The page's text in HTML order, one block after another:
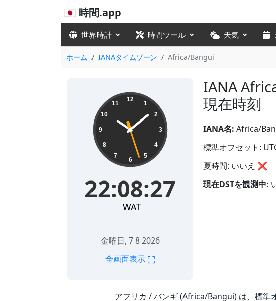
🇯🇵 時間.app
世界時計 時間ツール 天気
ホーム IANAタイムゾーン Africa/Bangui
IANA
現在時刻
22:08:28 12
1
2
3
4
5
6
7
8
9
10
11
22:08:28
WAT
金曜日, 7 8 2026
全画面表示 ⛶
IANA名: Africa/
標準オフセット:
夏時間: いいえ ❌
現在DSTを観測中:
アフリカ / バンギ (Africa/Bangui) は、標準